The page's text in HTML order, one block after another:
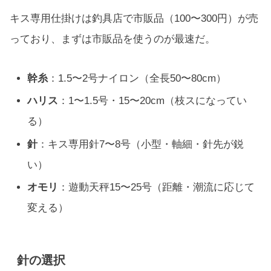
キス専用仕掛けは釣具店で市販品（100〜300円）が売
っており、まずは市販品を使うのが最速だ。
幹糸：1.5〜2号ナイロン（全長50〜80cm）
ハリス ：1〜1.5号・15〜20cm（枝スになってい
る）
針：キス専用針7〜8号（小型・軸細・針先が鋭
い）
オモリ ：遊動天秤15〜25号（距離・潮流に応じて
変える）
針の選択